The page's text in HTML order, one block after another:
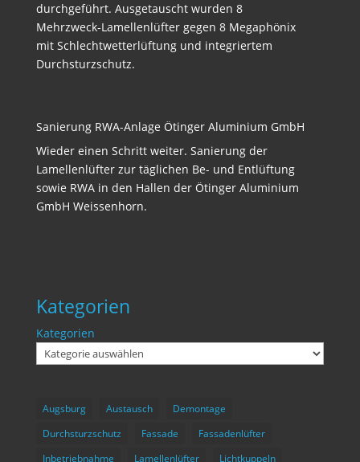
durchgeführt. Ausgetauscht wurden 8
Mehrzweck-Lamellenlüfter gegen 8 Megaphönix
mit Schlechtwetterlüftung und integriertem
Durchsturzschutz.
Sanierung RWA-Anlage Ötinger Aluminium GmbH
Wieder einen Schritt weiter. Sanierung der
Lamellenlüfter zur täglichen Be- und Entlüftung
sowie RWA in den Hallen der Ötinger Aluminium
GmbH Weissenhorn.
Kategorien
Kategorien
Augsburg Austausch
Demontage
Durchsturzschutz
Fassade
Fassadenlüfter
Inbetriebnahme
Lamellenlüfter Lichtkuppeln